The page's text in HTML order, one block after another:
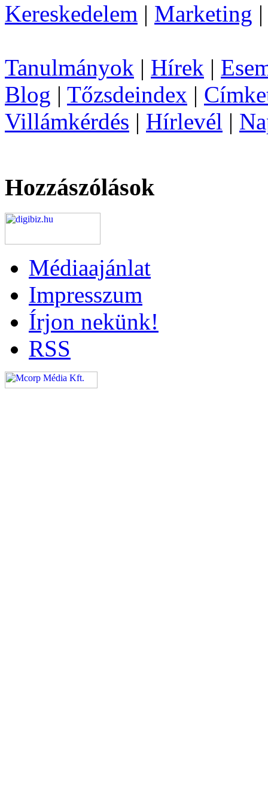
Kereskedelem | Marketing
Tanulmányok | Hírek |
Blog | Tőzsdeindex |
Villámkérdés | Hírlevél |
Hozzászólások
Médiaajánlat
Impresszum
Írjon nekünk!
RSS